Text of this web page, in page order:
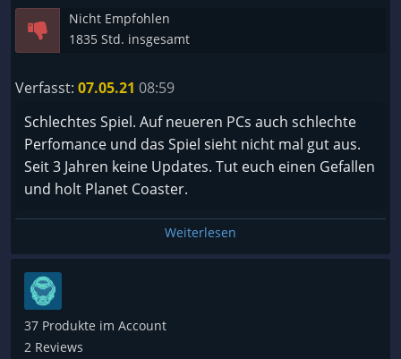
Nicht Empfohlen
1835 Std. insgesamt
Verfasst: 07.05.21 08:59
Schlechtes Spiel. Auf neueren PCs auch schlechte
Perfomance und das Spiel sieht nicht mal gut aus.
Seit 3 Jahren keine Updates. Tut euch einen Gefallen
und holt Planet Coaster.
Weiterlesen
37 Produkte im Account
2 Reviews